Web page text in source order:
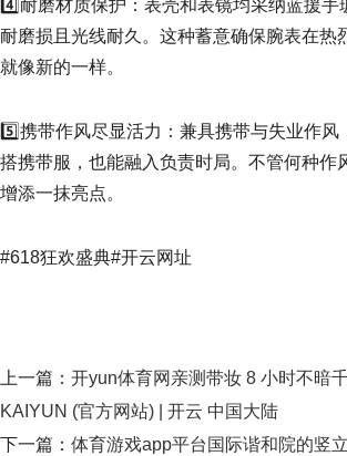
4️⃣耐磨材质保护：表壳和表镜均采纳蓝援手
耐磨损且光线耐久。这种蓄意确保腕表在热
就像新的一样。
5️⃣携带作风尽显活力：兼具携带与失业作风
搭携带服，也能融入负责时局。不管何种作
增添一抹亮点。
#618狂欢盛典#开云网址
上一篇： 开yun体育网亲测带妆 8 小时不暗
KAIYUN (官方网站) | 开云 中国大陆
下一篇： 体育游戏app平台国际谐和院的竖